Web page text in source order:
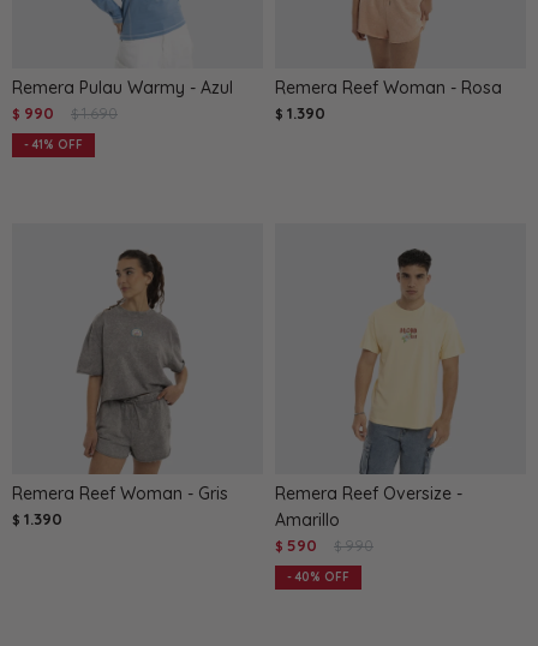
Remera Pulau Warmy - Azul
$ 990 $ 1.690
41
Remera Reef Woman - Rosa
$ 1.390
Remera Reef Woman - Gris
$ 1.390
Remera Reef Oversize -
Amarillo
$ 590 $ 990
40